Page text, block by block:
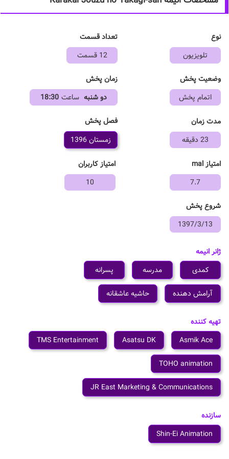
نوع
تلویزیون
تعداد قسمت
12 قسمت
وضعیت پخش
اتمام پخش
زمان پخش
دو شنبه ساعت 18:30
مدت زمان
23 دقیقه
فصل پخش
زمستان 1396
امتیاز mal
7.7
امتیاز کاربران
10
شروع پخش
1397/3/13
ژانر انیمه
کمدی
مدرسه پسرانه
آرامش دهنده حاشیه عاشقانه
تهیه کننده
Asmik Ace
Asatsu DK
TMS Entertainment
TOHO animation
JR East Marketing & Communications
سازنده
Shin-Ei Animation